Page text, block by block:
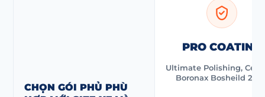
CHỌN GÓI PHỦ PHÙ
PRO COATING
Ultimate Polishing,
Boronax Bosheild 2